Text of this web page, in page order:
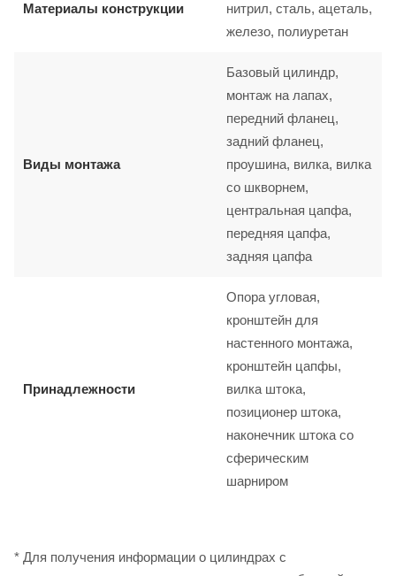
Материалы конструкции
нитрил, сталь, ацеталь,
железо, полиуретан
Виды монтажа
Базовый цилиндр,
монтаж на лапах,
передний фланец,
задний фланец,
проушина, вилка, вилка
со шкворнем,
центральная цапфа,
передняя цапфа,
задняя цапфа
Принадлежности
Опора угловая,
кронштейн для
настенного монтажа,
кронштейн цапфы,
вилка штока,
позиционер штока,
наконечник штока со
сферическим
шарниром
* Для получения информации о цилиндрах с